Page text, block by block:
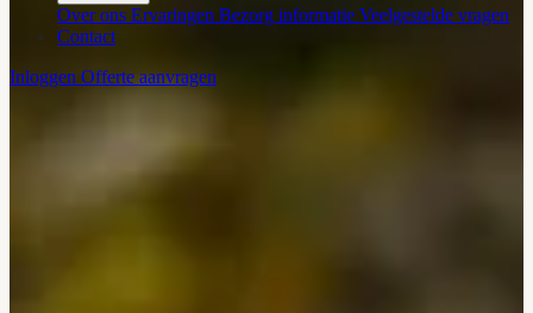
Over ons Ervaringen Bezorg informatie Veelgestelde vragen
Contact
Inloggen Offerte aanvragen